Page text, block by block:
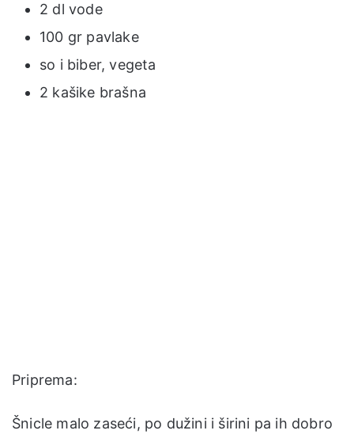
2 dl vode
100 gr pavlake
so i biber, vegeta
2 kašike brašna
Priprema:
Šnicle malo zaseći, po dužini i širini pa ih dobro